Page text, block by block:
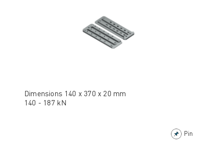
Dimensions 140 x 370 x 20 mm
140 - 187 kN
Pin